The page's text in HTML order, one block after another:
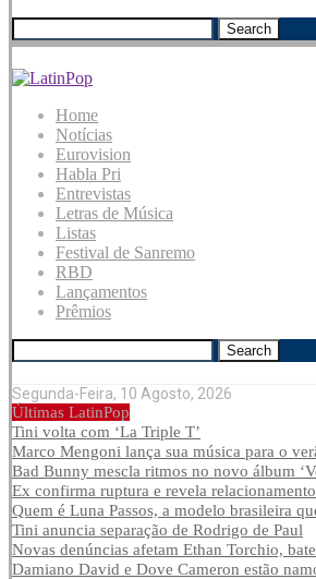
Search
Home
Notícias
Eurovision
Habla Pri
Entrevistas
Letras de Música
Listas
Festival de Sanremo
RBD
Lançamentos
Prêmios
Search
Segunda-Feira, 10 Agosto, 2026
Últimas LatinPop
Tini volta com ‘La Triple T’
Marco Mengoni lança sua música para o
Bad Bunny mescla ritmos no novo álbum
Ex confirma ruptura e revela
Quem é Luna Passos, a modelo brasileira
Tini anuncia separação de Rodrigo de Paul
Novas denúncias afetam Ethan Torchio,
Damiano David e Dove Cameron estão